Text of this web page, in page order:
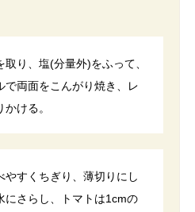
取り、塩(分量外)をふって、
で両面をこんがり焼き、レ
ける。
やすくちぎり、薄切りにし
にさらし、トマトは1cmの